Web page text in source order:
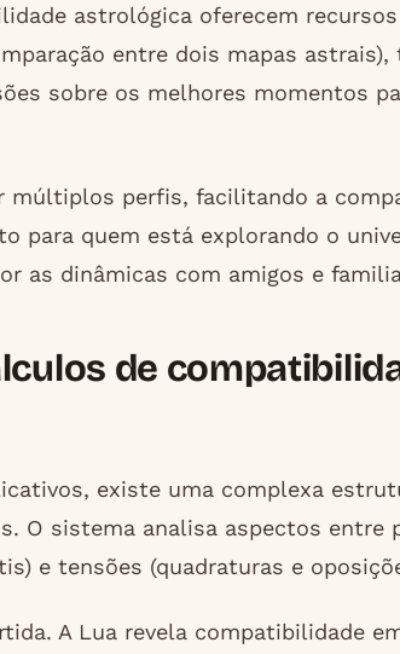
astrológica oferecem
entre dois mapas
sobre os melhores momentos
múltiplos perfis, facilitando a
para quem está explorando o
as dinâmicas com amigos e
de
existe uma complexa
O sistema analisa aspectos entre
e tensões (quadraturas e
A Lua revela compatibilidade